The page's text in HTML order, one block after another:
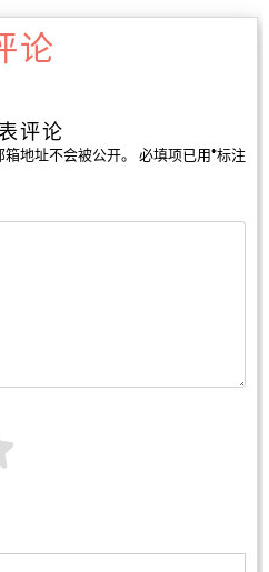
论
评论
箱地址不会被公开。 必填项已用*标注